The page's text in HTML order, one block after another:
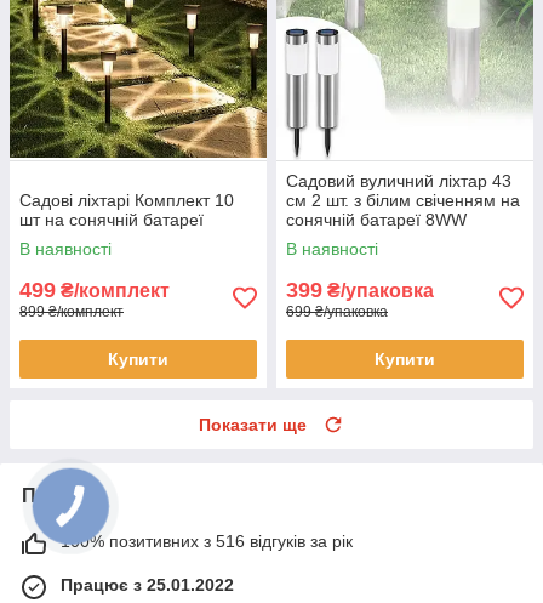
Садові ліхтарі Комплект 10
шт на сонячній батареї
В наявності
499 ₴/комплект
899 ₴/комплект
Купити
Садовий вуличний ліхтар 43
см 2 шт. з білим свіченням на
сонячній батареї 8WW
В наявності
399 ₴/упаковка
699 ₴/упаковка
Купити
Показати ще
Про нас
100% позитивних з 516 відгуків за рік
Працює з 25.01.2022